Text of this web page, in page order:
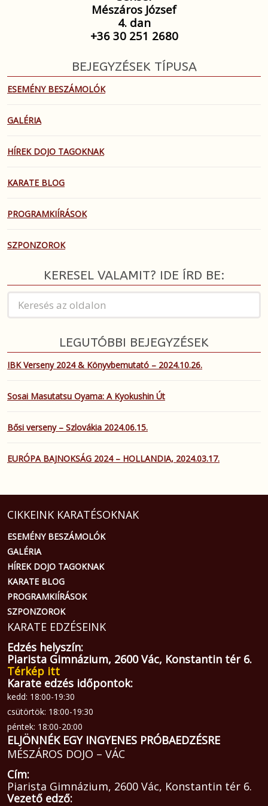
Mészáros József
4. dan
+36 30 251 2680
BEJEGYZÉSEK TÍPUSA
ESEMÉNY BESZÁMOLÓK
GALÉRIA
HÍREK DOJO TAGOKNAK
KARATE BLOG
PROGRAMKIÍRÁSOK
SZPONZOROK
KERESEL VALAMIT? IDE ÍRD BE:
LEGUTÓBBI BEJEGYZÉSEK
IBK Verseny 2024 & Könyvbemutató – 2024.10.26.
Sosai Masutatsu Oyama: A Kyokushin Út
Bősi verseny – Szlovákia 2024.06.15.
EURÓPA BAJNOKSÁG 2024 – HOLLANDIA, 2024.03.17.
CIKKEINK KARATÉSOKNAK
ESEMÉNY BESZÁMOLÓK
GALÉRIA
HÍREK DOJO TAGOKNAK
KARATE BLOG
PROGRAMKIÍRÁSOK
SZPONZOROK
KARATE EDZÉSEINK
Edzés helyszín:
Piarista Gimnázium, 2600 Vác, Konstantin tér 6.
Térkép itt
Karate edzés időpontok:
kedd: 18:00-19:30
csütörtök: 18:00-19:30
péntek: 18:00-20:00
ELJÖNNÉK EGY INGYENES PRÓBAEDZÉSRE
MÉSZÁROS DOJO – VÁC
Cím:
Piarista Gimnázium, 2600 Vác, Konstantin tér 6.
Vezető edző: